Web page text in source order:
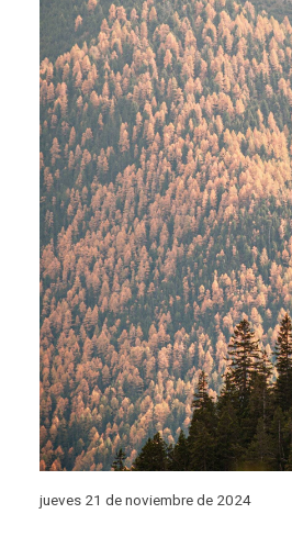
jueves 21 de noviembre de 2024